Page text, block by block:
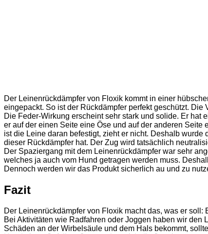
Der Leinenrückdämpfer von Floxik kommt in einer
eingepackt. So ist der Rückdämpfer perfekt geschützt.
Die Feder-Wirkung erscheint sehr stark und solide. Er hat
er auf der einen Seite eine Öse und auf der anderen
ist die Leine daran befestigt, zieht er nicht. Deshalb
dieser Rückdämpfer hat. Der Zug wird tatsächlich
Der Spaziergang mit dem Leinenrückdämpfer war sehr
welches ja auch vom Hund getragen werden muss.
Dennoch werden wir das Produkt sicherlich au und zu
Fazit
Der Leinenrückdämpfer von Floxik macht das, was er
Bei Aktivitäten wie Radfahren oder Joggen haben wir den
Schäden an der Wirbelsäule und dem Hals bekommt,